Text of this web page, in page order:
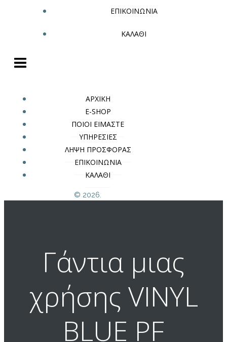
ΕΠΙΚΟΙΝΩΝΙΑ
ΚΑΛΑΘΙ
ΑΡΧΙΚΗ
E-SHOP
ΠΟΙΟΙ ΕΙΜΑΣΤΕ
ΥΠΗΡΕΣΙΕΣ
ΛΗΨΗ ΠΡΟΣΦΟΡΑΣ
ΕΠΙΚΟΙΝΩΝΙΑ
ΚΑΛΑΘΙ
© 2026.
Γάντια μιας
χρήσης VINYL
BLUE PF